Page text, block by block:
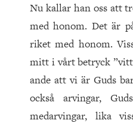
Nu kallar han oss att
med honom. Det är
riket med honom.
mitt i vårt betryck
ande att vi är Guds
också arvingar,
medarvingar, lika